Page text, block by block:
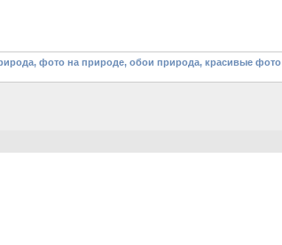
фото на природе, обои природа, красивые фото